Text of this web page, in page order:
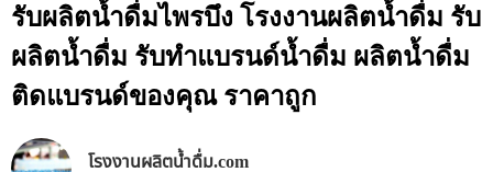
รับผลิตน้ำดื่มไพรบึง โรงงานผลิตน้ำดื่ม รับ
ผลิตน้ำดื่ม รับทำแบรนด์น้ำดื่ม ผลิตน้ำดื่ม
ติดแบรนด์ของคุณ ราคาถูก
โรงงานผลิตน้ำดื่ม.com